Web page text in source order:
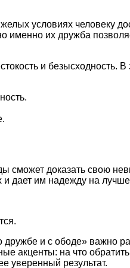
условиях человеку
их дружба
и безысходность. В
доказать свою
и дает им надежду на
и с ободе» важно
акценты: на что
уверенный результат.